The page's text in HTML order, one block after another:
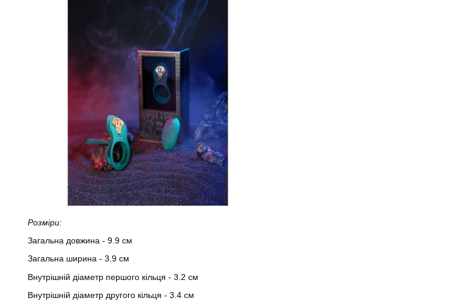
Розміри:
Загальна довжина - 9.9 см
Загальна ширина - 3.9 см
Внутрішній діаметр першого кільця - 3.2 см
Внутрішній діаметр другого кільця - 3.4 см